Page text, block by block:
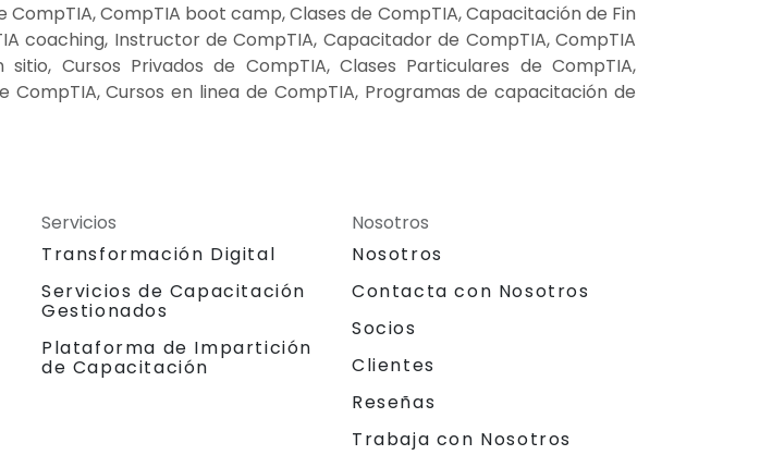
CompTIA boot camp, Clases de CompTIA, Capacitación de Fin
coaching, Instructor de CompTIA, Capacitador de CompTIA, CompTIA
Cursos Privados de CompTIA, Clases Particulares de CompTIA,
Cursos en linea de CompTIA, Programas de capacitación de
Servicios
Transformación Digital
Servicios de Capacitación
Gestionados
Plataforma de Impartición
de Capacitación
Nosotros
Nosotros
Contacta con Nosotros
Socios
Clientes
Reseñas
Trabaja con Nosotros